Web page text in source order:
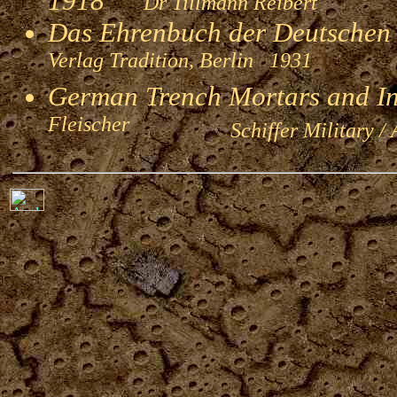
Das Ehrenbuch der
Verlag Tradition, Berlin 1931
German Trench Mortars and
FleischerSchiffer Military /